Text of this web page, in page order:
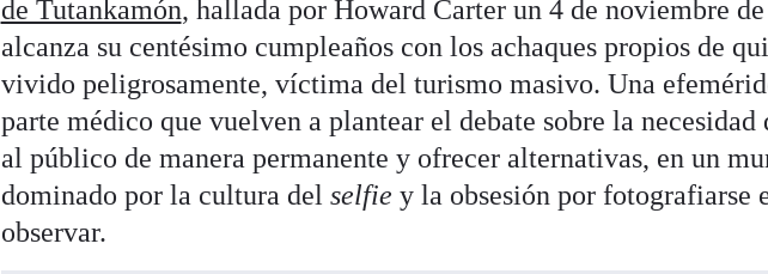
de Tutankamón, hallada por Howard Carter un 4 de noviembre
alcanza su centésimo cumpleaños con los achaques propios de
vivido peligrosamente, víctima del turismo masivo. Una
parte médico que vuelven a plantear el debate sobre la necesidad
al público de manera permanente y ofrecer alternativas, en un
dominado por la cultura del selfie y la obsesión por fotografiarse
observar.